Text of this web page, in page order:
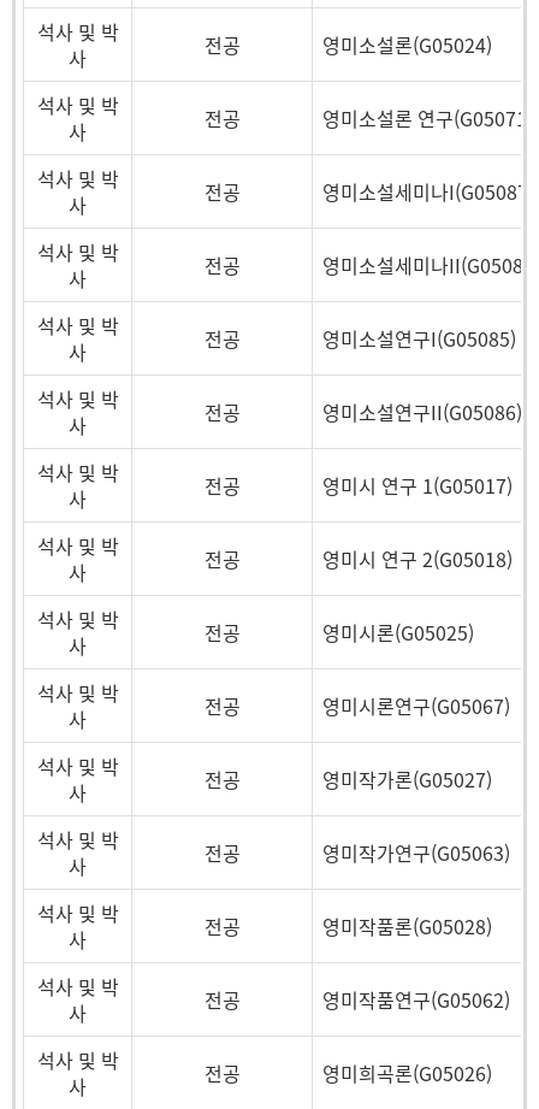
석사 및 박
사
전공 영미소설론(G05024)
석사 및 박
사
전공 영미소설론 연구(G05071)
석사 및 박
사
전공 영미소설세미나I(G05087)
석사 및 박
사
전공 영미소설세미나II(G05088)
석사 및 박
사
전공 영미소설연구I(G05085)
석사 및 박
사
전공 영미소설연구II(G05086)
석사 및 박
사
전공 영미시 연구 1(G05017)
석사 및 박
사
전공 영미시 연구 2(G05018)
석사 및 박
사
전공 영미시론(G05025)
석사 및 박
사
전공 영미시론연구(G05067)
석사 및 박
사
전공 영미작가론(G05027)
석사 및 박
사
전공 영미작가연구(G05063)
석사 및 박
사
전공 영미작품론(G05028)
석사 및 박
사
전공 영미작품연구(G05062)
석사 및 박
사
전공 영미희곡론(G05026)